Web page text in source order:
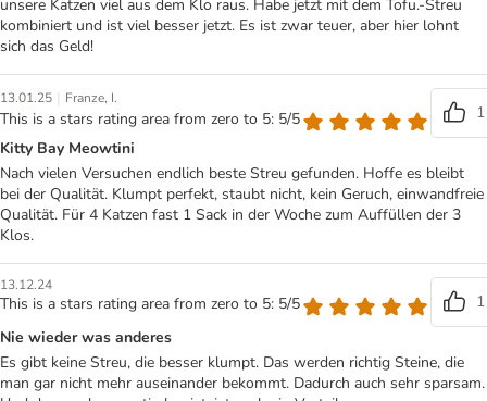
unsere Katzen viel aus dem Klo raus. Habe jetzt mit dem Tofu.-Streu
kombiniert und ist viel besser jetzt. Es ist zwar teuer, aber hier lohnt
sich das Geld!
13.01.25 | Franze, I.
This is a stars rating area from zero to 5: 5/5
1
Kitty Bay Meowtini
Nach vielen Versuchen endlich beste Streu gefunden. Hoffe es bleibt
bei der Qualität. Klumpt perfekt, staubt nicht, kein Geruch, einwandfreie
Qualität. Für 4 Katzen fast 1 Sack in der Woche zum Auffüllen der 3
Klos.
13.12.24
This is a stars rating area from zero to 5: 5/5
1
Nie wieder was anderes
Es gibt keine Streu, die besser klumpt. Das werden richtig Steine, die
man gar nicht mehr auseinander bekommt. Dadurch auch sehr sparsam.